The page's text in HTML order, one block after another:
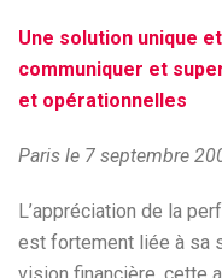
Une solution unique
communiquer et
et opérationnelles
Paris le 7 septembre
L’appréciation de la
est fortement liée à sa